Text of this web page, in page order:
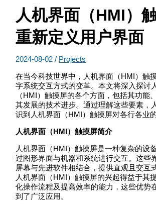
人机界面（HMI）
重新定义用户界面
2024-08-02/ Projects
在当今科技世界中，人机界面（HMI）触
字系统交互方式的变革。本文将深入探讨
（HMI）触摸屏的各个方面，包括其功能
其发展的技术进步。通过理解这些要素，
识到人机界面（HMI）触摸屏对各行各业
人机界面（HMI）触摸屏简介
人机界面（HMI）触摸屏是一种复杂的设
过图形界面与机器和系统进行交互。这些
屏幕与先进软件相结合，提供直观且交互
人机界面（HMI）触摸屏的兴起得益于其
化操作流程及提高效率的能力，这些优势
到了广泛应用。